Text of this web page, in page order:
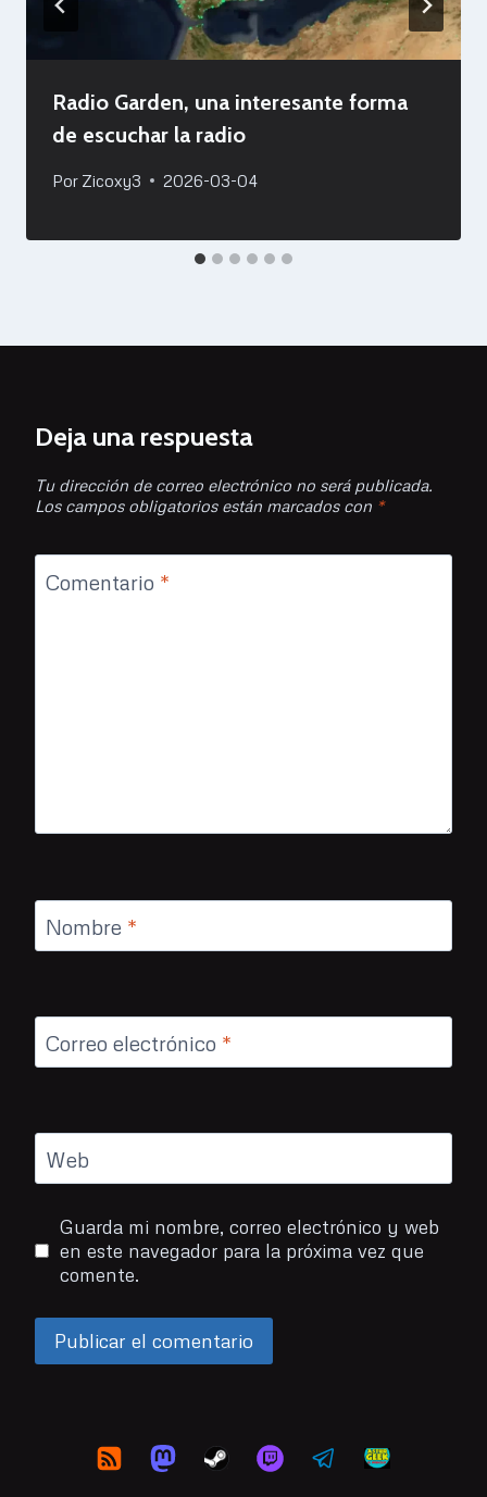
Radio Garden, una interesante forma
de escuchar la radio
Por Zicoxy3 2026-03-04
Deja una respuesta
Tu dirección de correo electrónico no será publicada.
Los campos obligatorios están marcados con *
Comentario *
Nombre *
Correo electrónico *
Web
Guarda mi nombre, correo electrónico y web
en este navegador para la próxima vez que
comente.